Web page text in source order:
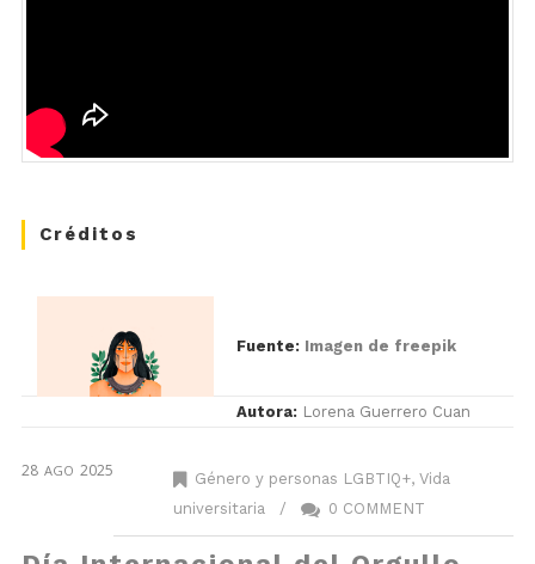
Créditos
Fuente: Imagen de freepik
Autora:Lorena Guerrero Cuan
28 AGO 2025 Género y personas LGBTIQ+, Vida
universitaria/ 0 COMMENT